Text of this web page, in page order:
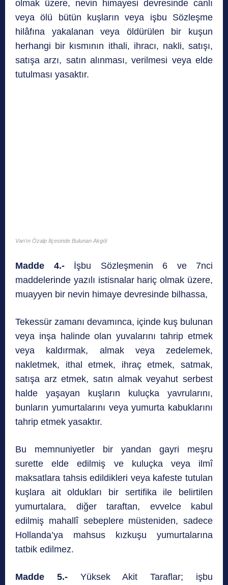
olmak üzere, nevin himayesi devresinde canlı
veya ölü bütün kuşların veya işbu Sözleşme
hilâfına yakalanan veya öldürülen bir kuşun
herhangi bir kısmının ithali, ihracı, nakli, satışı,
satışa arzı, satın alınması, verilmesi veya elde
tutulması yasaktır.
Van’ın Özalp İlçesinde Bulunan Akgöl
Madde 4.- İşbu Sözleşmenin 6 ve 7nci
maddelerinde yazılı istisnalar hariç olmak üzere,
muayyen bir nevin himaye devresinde bilhassa,
Tekessür zamanı devamınca, içinde kuş bulunan
veya inşa halinde olan yuvalarını tahrip etmek
veya kaldırmak, almak veya zedelemek,
nakletmek, ithal etmek, ihraç etmek, satmak,
satışa arz etmek, satın almak veyahut serbest
halde yaşayan kuşların kuluçka yavrularını,
bunların yumurtalarını veya yumurta kabuklarını
tahrip etmek yasaktır.
Bu memnuniyetler bir yandan gayri meşru
surette elde edilmiş ve kuluçka veya ilmî
maksatlara tahsis edildikleri veya kafeste tutulan
kuşlara ait oldukları bir sertifika ile belirtilen
yumurtalara, diğer taraftan, evvelce kabul
edilmiş mahallî sebeplere müsteniden, sadece
Hollanda’ya mahsus kızkuşu yumurtalarına
tatbik edilmez.
Madde 5.-Yüksek Akit Taraflar; işbu